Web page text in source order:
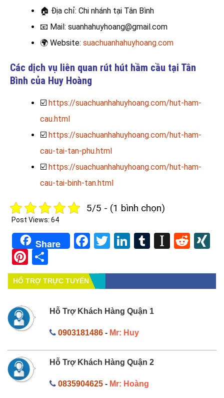
🏠 Địa chỉ: Chi nhánh tại Tân Bình
📧 Mail: suanhahuyhoang@gmail.com
🌍 Website: suachuanhahuyhoang.com
Các dịch vụ liên quan rút hút hầm cầu tại Tân
Bình của Huy Hoàng
☑️ https://suachuanhahuyhoang.com/hut-ham-
cau.html
☑️ https://suachuanhahuyhoang.com/hut-ham-
cau-tai-tan-phu.html
☑️ https://suachuanhahuyhoang.com/hut-ham-
cau-tai-binh-tan.html
5/5 - (1 bình chọn)
Post Views: 64
Share Facebook
TwitterLinkedIn
Tumblr
Pinterest
HỔ TRỢ TRỰC TUYẾN
Hỗ Trợ Khách Hàng Quận 1
0903181486- Mr: Huy
Hỗ Trợ Khách Hàng Quận 2
0835904625- Mr: Hoàng